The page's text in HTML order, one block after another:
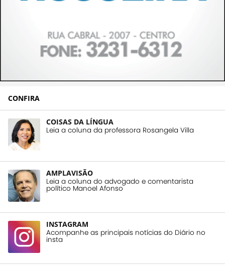
CONFIRA
COISAS DA LÍNGUA
Leia a coluna da professora Rosangela Villa
AMPLAVISÃO
Leia a coluna do advogado e comentarista
político Manoel Afonso
INSTAGRAM
Acompanhe as principais notícias do Diário no
insta